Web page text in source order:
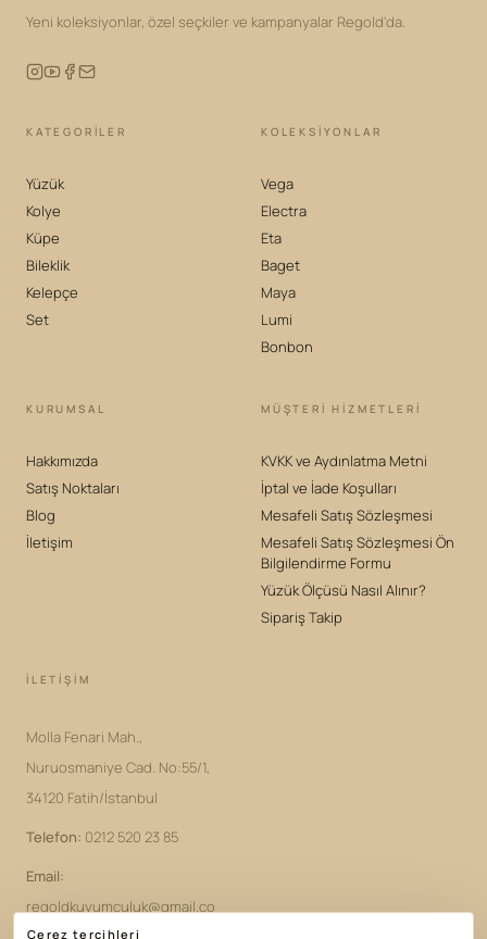
Yeni koleksiyonlar, özel seçkiler ve kampanyalar Regold'da.
KATEGORILER
Yüzük
Kolye
Küpe
Bileklik
Kelepçe
Set
KOLEKSIYONLAR
Vega
Electra
Eta
Baget
Maya
Lumi
Bonbon
KURUMSAL
Hakkımızda
Satış Noktaları
Blog
İletişim
MÜŞTERİ HİZMETLERİ
KVKK ve Aydınlatma Metni
İptal ve İade Koşulları
Mesafeli Satış Sözleşmesi
Mesafeli Satış Sözleşmesi Ön
Bilgilendirme Formu
Yüzük Ölçüsü Nasıl Alınır?
Sipariş Takip
İLETIŞIM
Molla Fenari Mah.,
Nuruosmaniye Cad. No:55/1,
34120 Fatih/İstanbul
Telefon: 0212 520 23 85
Email:
regoldkuyumculuk@gmail.co
Çerez tercihleri